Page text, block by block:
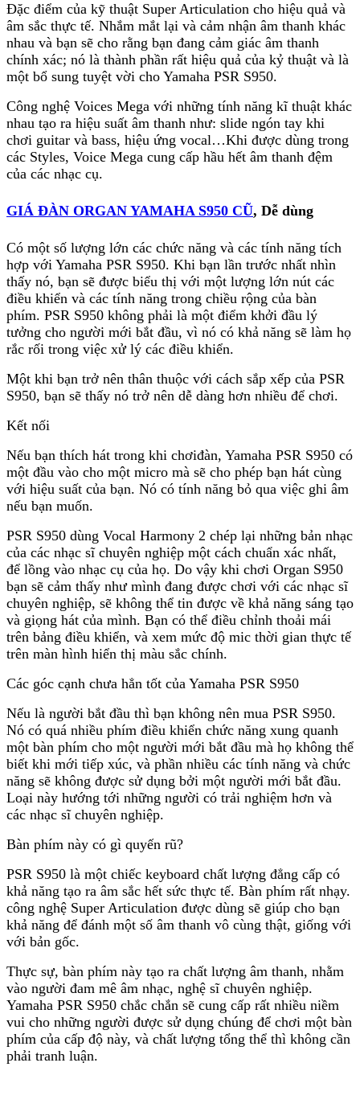
hát của mình. Bạn có thể điều chỉnh thoải mái trên
bảng điều khiển, và xem mức độ mic thời gian thực
tế trên màn hình hiển thị màu sắc chính.
Các góc cạnh chưa hẳn tốt của Yamaha PSR S950
Nếu là người bắt đầu thì bạn không nên mua PSR
S950. Nó có quá nhiều phím điều khiển chức năng
xung quanh một bàn phím cho một người mới bắt
đầu mà họ không thể biết khi mới tiếp xúc, và phần
nhiều các tính năng và chức năng sẽ không được sử
tới những người có trải nghiệm hơn và các nhạc sĩ
Bàn phím này có gì quyến rũ?
PSR S950 là một chiếc keyboard chất lượng đẳng
cấp có khả năng tạo ra âm sắc hết sức thực tế. Bàn
phím rất nhạy. công nghệ Super Articulation được
dùng sẽ giúp cho bạn khả năng để đánh một số âm
thanh vô cùng thật, giống với với bản gốc.
Thực sự, bàn phím này tạo ra chất lượng âm thanh,
nhằm vào người đam mê âm nhạc, nghệ sĩ chuyên
rất nhiều niềm vui cho những người được sử dụng
chúng để chơi một bàn phím của cấp độ này, và
chất lượng tổng thể thì không cần phải tranh luận.
Đặc điểm của kỹ thuật Super Articulation cho hiệu quả và
âm sắc thực tế. Nhắm mắt lại và cảm nhận âm thanh khác
nhau và bạn sẽ cho rằng bạn đang cảm giác âm thanh
chính xác; nó là thành phần rất hiệu quả của kỷ thuật và là
một bổ sung tuyệt vời cho Yamaha PSR S950.
Công nghệ Voices Mega với những tính năng kĩ thuật khác
nhau tạo ra hiệu suất âm thanh như: slide ngón tay khi
chơi guitar và bass, hiệu ứng vocal…Khi được dùng trong
các Styles, Voice Mega cung cấp hầu hết âm thanh đệm
của các nhạc cụ.
GIÁ ĐÀN ORGAN YAMAHA S950 CŨ, Dễ dùng
Có một số lượng lớn các chức năng và các tính năng tích
hợp với Yamaha PSR S950. Khi bạn lần trước nhất nhìn
thấy nó, bạn sẽ được biểu thị với một lượng lớn nút các
điều khiển và các tính năng trong chiều rộng của bàn
phím. PSR S950 không phải là một điểm khởi đầu lý
tưởng cho người mới bắt đầu, vì nó có khả năng sẽ làm họ
rắc rối trong việc xử lý các điều khiển.
Một khi bạn trở nên thân thuộc với cách sắp xếp của PSR
S950, bạn sẽ thấy nó trở nên dễ dàng hơn nhiều để chơi.
Kết nối
Nếu bạn thích hát trong khi chơiđàn, Yamaha PSR S950 có
một đầu vào cho một micro mà sẽ cho phép bạn hát cùng
với hiệu suất của bạn. Nó có tính năng bỏ qua việc ghi âm
nếu bạn muốn.
PSR S950 dùng Vocal Harmony 2 chép lại những bản nhạc
của các nhạc sĩ chuyên nghiệp một cách chuẩn xác nhất,
để lồng vào nhạc cụ của họ. Do vậy khi chơi Organ S950
bạn sẽ cảm thấy như mình đang được chơi với các nhạc sĩ
chuyên nghiệp, sẽ không thể tin được về khả năng sáng tạo
và giọng hát của mình. Bạn có thể điều chỉnh thoải mái
trên bảng điều khiển, và xem mức độ mic thời gian thực tế
trên màn hình hiển thị màu sắc chính.
Các góc cạnh chưa hẳn tốt của Yamaha PSR S950
Nếu là người bắt đầu thì bạn không nên mua PSR S950.
Nó có quá nhiều phím điều khiển chức năng xung quanh
một bàn phím cho một người mới bắt đầu mà họ không thể
biết khi mới tiếp xúc, và phần nhiều các tính năng và chức
năng sẽ không được sử dụng bởi một người mới bắt đầu.
Loại này hướng tới những người có trải nghiệm hơn và
các nhạc sĩ chuyên nghiệp.
Bàn phím này có gì quyến rũ?
PSR S950 là một chiếc keyboard chất lượng đẳng cấp có
khả năng tạo ra âm sắc hết sức thực tế. Bàn phím rất nhạy.
công nghệ Super Articulation được dùng sẽ giúp cho bạn
khả năng để đánh một số âm thanh vô cùng thật, giống với
với bản gốc.
Thực sự, bàn phím này tạo ra chất lượng âm thanh, nhằm
vào người đam mê âm nhạc, nghệ sĩ chuyên nghiệp.
Yamaha PSR S950 chắc chắn sẽ cung cấp rất nhiều niềm
vui cho những người được sử dụng chúng để chơi một bàn
phím của cấp độ này, và chất lượng tổng thể thì không cần
phải tranh luận.